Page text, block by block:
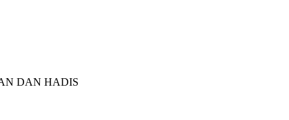
AL-QUR’AN DAN HADIS